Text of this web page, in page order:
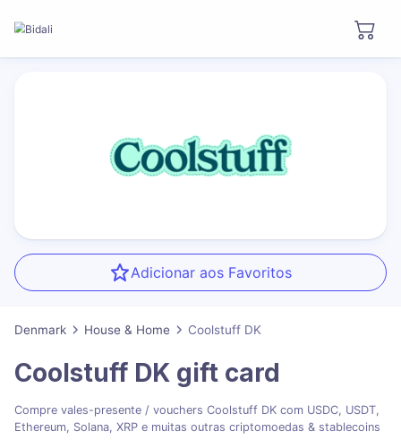
Adicionar aos Favoritos
Denmark House & Home Coolstuff DK
Coolstuff DK gift card
Compre vales-presente / vouchers Coolstuff DK com USDC, USDT,
Ethereum, Solana, XRP e muitas outras criptomoedas & stablecoins